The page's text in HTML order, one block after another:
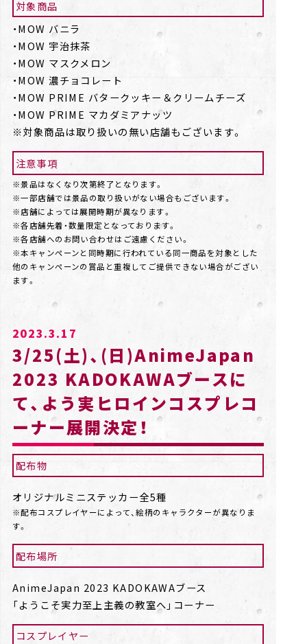
対象商品
・MOW バニラ
・MOW 宇治抹茶
・MOW マスクメロン
・MOW 濃チョコレート
・MOW PRIME バタークッキー＆クリームチーズ
・MOW PRIME マカダミアナッツ
※対象商品は取り扱いの無い店舗もございます。
注意事項
※景品はなくなり次第終了となります。
※一部店舗では景品の取り扱いがない場合もございます。
※店舗によっては展開時期が異なります。
※各店舗先着・数量限定となっております。
※各店舗へのお問い合わせはご遠慮ください。
※本キャンペーンと同時期に行われている同一商品を対象とした
他のキャンペーンの賞品と重複してご提供できない場合がござい
ます。
2023.3.17
3/25(土)、(日)AnimeJapan
2023 KADOKAWAブースに
て、よう実ヒロインコスプレコ
ーナー展開決定！
配布物
オリジナルミニステッカー全5種
※配布コスプレイヤーによって、絵柄のキャラクターが異なりま
す。
配布場所
AnimeJapan 2023 KADOKAWAブース
「ようこそ実力至上主義の教室へ」コーナー
コスプレイヤー